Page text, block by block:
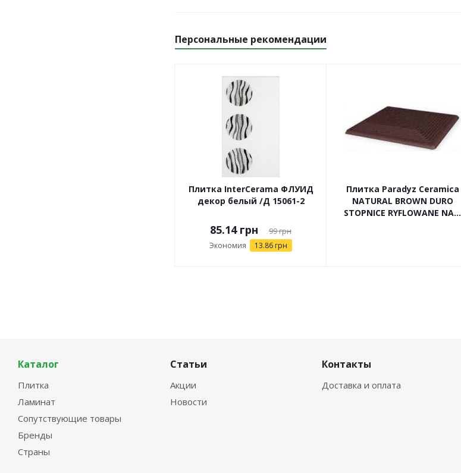
Персональные рекомендации
Плитка InterCerama ФЛУИД
декор белый /Д 15061-2
85.14грн 99грн
Экономия 13.86 грн
Плитка Paradyz Ceramica
NATURAL BROWN DURO
STOPNICE RYFLOWANE NA...
Каталог
Плитка
Ламинат
Сопутствующие товары
Бренды
Страны
Статьи
Акции
Новости
Контакты
Доставка и оплата